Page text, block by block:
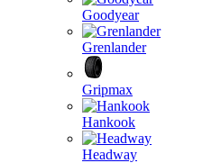
Goodyear
Grenlander
Gripmax
Hankook
Headway